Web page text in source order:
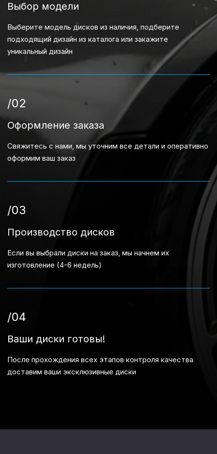
Выбор модели
Выберите модель дисков из наличия, подберите
подходящий дизайн из каталога или закажите
уникальный дизайн
/02
Оформление заказа
Свяжитесь с нами, мы уточним все детали и оперативно
оформим ваш заказ
/03
Производство дисков
Если вы выбрали диски на заказ, мы начнем их
изготовление (4-6 недель)
/04
Ваши диски готовы!
После прохождения всех этапов контроля качества
доставим ваши эксклюзивные диски